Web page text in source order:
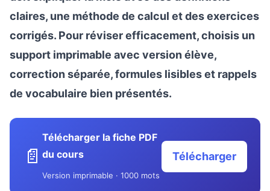
claires, une méthode de calcul et des exercices
corrigés. Pour réviser efficacement, choisis un
support imprimable avec version élève,
correction séparée, formules lisibles et rappels
de vocabulaire bien présentés.
📄
Télécharger la fiche PDF
du cours
Version imprimable · 1000 mots
Télécharger